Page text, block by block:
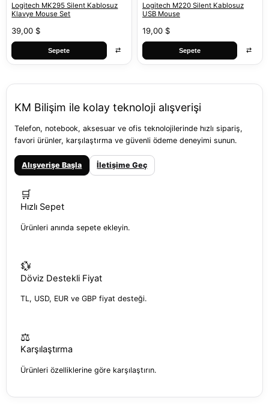
Logitech MK295 Silent Kablosuz
Klavye Mouse Set
39,00 $
Sepete ⇄
Logitech M220 Silent Kablosuz
USB Mouse
19,00 $
Sepete ⇄
KM Bilişim ile kolay teknoloji alışverişi
Telefon, notebook, aksesuar ve ofis teknolojilerinde hızlı sipariş,
favori ürünler, karşılaştırma ve güvenli ödeme deneyimi sunun.
Alışverişe Başla İletişime Geç
🛒
Hızlı Sepet
Ürünleri anında sepete ekleyin.
💱
Döviz Destekli Fiyat
TL, USD, EUR ve GBP fiyat desteği.
⚖️
Karşılaştırma
Ürünleri özelliklerine göre karşılaştırın.